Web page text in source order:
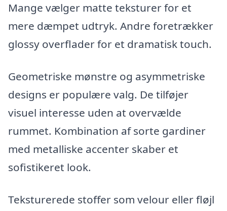
Mange vælger matte teksturer for et
mere dæmpet udtryk. Andre foretrækker
glossy overflader for et dramatisk touch.
Geometriske mønstre og asymmetriske
designs er populære valg. De tilføjer
visuel interesse uden at overvælde
rummet. Kombination af sorte gardiner
med metalliske accenter skaber et
sofistikeret look.
Teksturerede stoffer som velour eller fløjl